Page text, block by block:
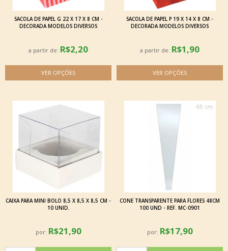
SACOLA DE PAPEL G 22 X 17 X 8 CM -
DECORADA MODELOS DIVERSOS
a partir de: R$2,20
SACOLA DE PAPEL P 19 X 14 X 8 CM -
DECORADA MODELOS DIVERSOS
a partir de: R$1,90
CAIXA PARA MINI BOLO 8,5 X 8,5 X 8,5 CM -
10 UNID.
por: R$21,90
CONE TRANSPARENTE PARA FLORES 48CM
100 UND - REF. MC-0901
por: R$17,90